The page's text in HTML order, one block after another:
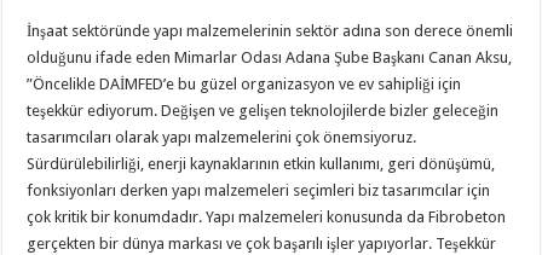
İnşaat sektöründe yapı malzemelerinin sektör adına son derece önemli
olduğunu ifade eden Mimarlar Odası Adana Şube Başkanı Canan Aksu,
”Öncelikle DAİMFED’e bu güzel organizasyon ve ev sahipliği için
teşekkür ediyorum. Değişen ve gelişen teknolojilerde bizler geleceğin
tasarımcıları olarak yapı malzemelerini çok önemsiyoruz.
Sürdürülebilirliği, enerji kaynaklarının etkin kullanımı, geri dönüşümü,
fonksiyonları derken yapı malzemeleri seçimleri biz tasarımcılar için
çok kritik bir konumdadır. Yapı malzemeleri konusunda da Fibrobeton
gerçekten bir dünya markası ve çok başarılı işler yapıyorlar. Teşekkür